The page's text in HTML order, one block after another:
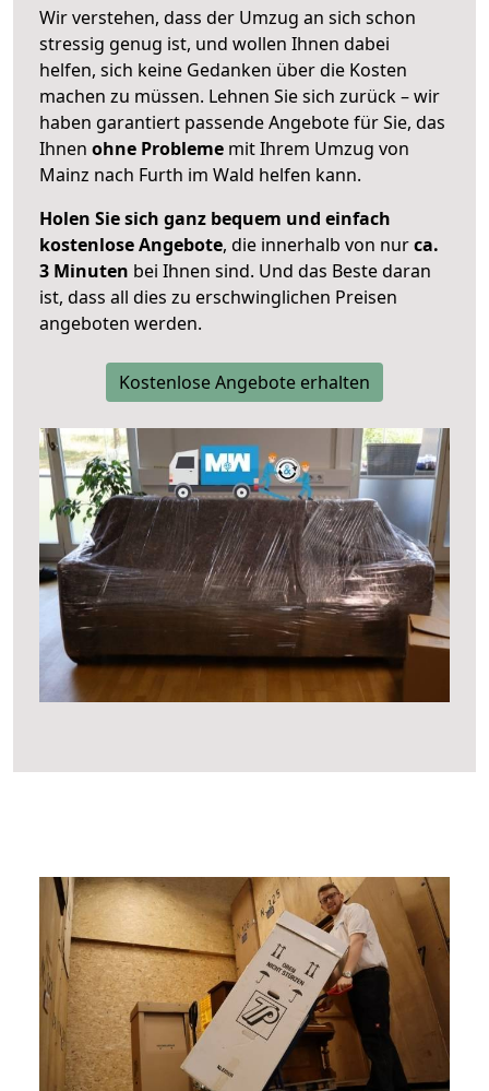
Wir verstehen, dass der Umzug an sich schon
stressig genug ist, und wollen Ihnen dabei
helfen, sich keine Gedanken über die Kosten
machen zu müssen. Lehnen Sie sich zurück – wir
haben garantiert passende Angebote für Sie, das
Ihnen ohne Probleme mit Ihrem Umzug von
Mainz nach Furth im Wald helfen kann.
Holen Sie sich ganz bequem und einfach
kostenlose Angebote, die innerhalb von nurca.
3 Minuten bei Ihnen sind. Und das Beste daran
ist, dass all dies zu erschwinglichen Preisen
angeboten werden.
Kostenlose Angebote erhalten